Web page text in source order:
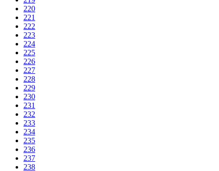
220
221
222
223
224
225
226
227
228
229
230
231
232
233
234
235
236
237
238